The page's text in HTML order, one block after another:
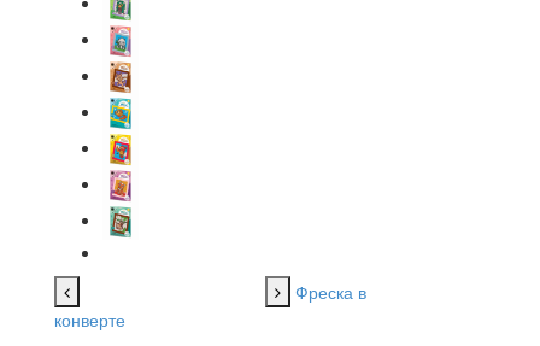
Фреска в
конверте